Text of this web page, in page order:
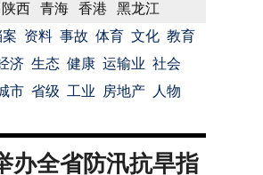
陕西 青海 香港
黑龙江
资料 事故 体育 文化 教育
济 生态 健康 运输业 社会
市 省级 工业 房地产
人物
办全省防汛抗旱指